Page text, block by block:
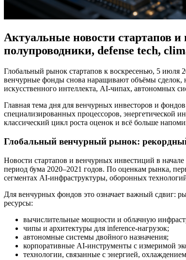
Актуальные новости стартапов
полупроводники, defense tech,
Глобальный рынок стартапов к воскресенью, 5 июля
венчурные фонды снова наращивают объёмы сделок,
искусственного интеллекта, AI-чипах, автономных
Главная тема дня для венчурных инвесторов и
специализированных процессоров, энергетической
классический цикл роста оценок и всё больше
Глобальный венчурный рынок:
Новости стартапов и венчурных инвестиций в
период бума 2020–2021 годов. По оценкам рынка,
сегментах AI-инфраструктуры, оборонных
Для венчурных фондов это означает важный сдвиг:
ресурсы:
вычислительные мощности и облачную
чипы и архитектуры для inference-нагрузок;
автономные системы двойного назначения;
корпоративные AI-инструменты с измеримой
технологии, связанные с энергией,